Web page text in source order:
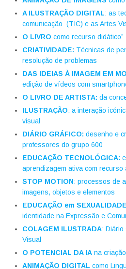
A ILUSTRAÇÃO DIGITAL: as
comunicação (TIC) e as Artes
O LIVRO como recurso didático”
CRIATIVIDADE: Técnicas de
resolução de problemas
DAS IDEIAS À IMAGEM EM
edição de vídeos com
O LIVRO DE ARTISTA: da
ILUSTRAÇÃO: a interação
visual
DIÁRIO GRÁFICO: desenho e
professores do grupo 600
EDUCAÇÃO TECNOLÓGICA:
aprendizagem ativa com recurso
STOP MOTION: processos de
imagens, objetos e elementos
EDUCAÇÃO em
identidade na Expressão e
COLAGEM ILUSTRADA: Diário
Visual
O POTENCIAL DA IA na
ANIMAÇÃO DIGITAL como